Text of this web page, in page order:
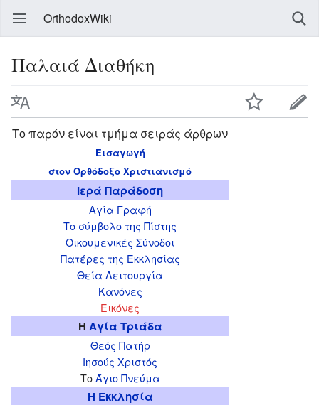
OrthodoxWiki
Παλαιά Διαθήκη
Το παρόν είναι τμήμα σειράς άρθρων
Εισαγωγή
στον Ορθόδοξο Χριστιανισμό
Ιερά Παράδοση
Αγία Γραφή
Το σύμβολο της Πίστης
Οικουμενικές Σύνοδοι
Πατέρες της Εκκλησίας
Θεία Λειτουργία
Κανόνες
Εικόνες
Η Αγία Τριάδα
Θεός Πατήρ
Ιησούς Χριστός
ΤοΆγιο Πνεύμα
Η Εκκλησία